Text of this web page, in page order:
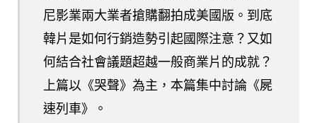
尼影業兩大業者搶購翻拍成美國版。到底
韓片是如何行銷造勢引起國際注意？又如
何結合社會議題超越一般商業片的成就？
上篇以《哭聲》為主，本篇集中討論《屍
速列車》。